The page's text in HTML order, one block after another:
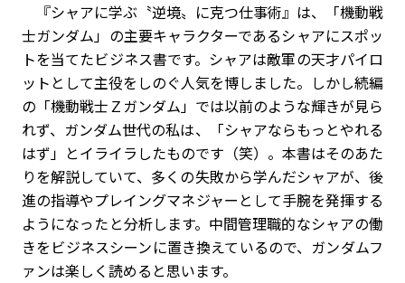
『シャアに学ぶ〝逆境〟に克つ仕事術』は、「機動戦
士ガンダム」の主要キャラクターであるシャアにスポッ
トを当てたビジネス書です。シャアは敵軍の天才パイロ
ットとして主役をしのぐ人気を博しました。しかし続編
の「機動戦士Ｚガンダム」では以前のような輝きが見ら
れず、ガンダム世代の私は、「シャアならもっとやれる
はず」とイライラしたものです（笑）。本書はそのあた
りを解説していて、多くの失敗から学んだシャアが、後
進の指導やプレイングマネジャーとして手腕を発揮する
ようになったと分析します。中間管理職的なシャアの働
きをビジネスシーンに置き換えているので、ガンダムフ
ァンは楽しく読めると思います。